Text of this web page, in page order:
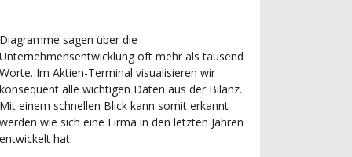
sagen über die
oft mehr als tausend
Im Aktien-Terminal visualisieren wir
alle wichtigen Daten aus der Bilanz.
einem schnellen Blick kann somit erkannt
wie sich eine Firma in den letzten Jahren
hat.